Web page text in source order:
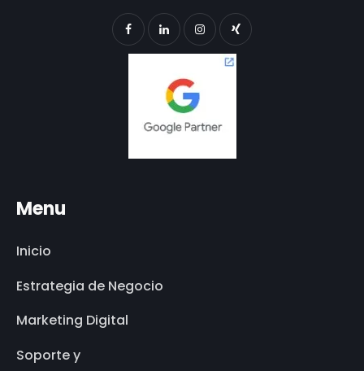
Menu
Inicio
Estrategia de Negocio
Marketing Digital
Soporte y